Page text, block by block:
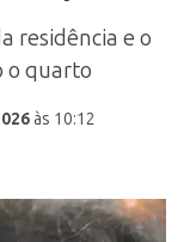
residência e o
o quarto
às 10:12